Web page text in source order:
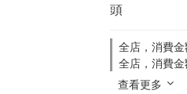
頭
全店，消費
全店，消費
查看更多